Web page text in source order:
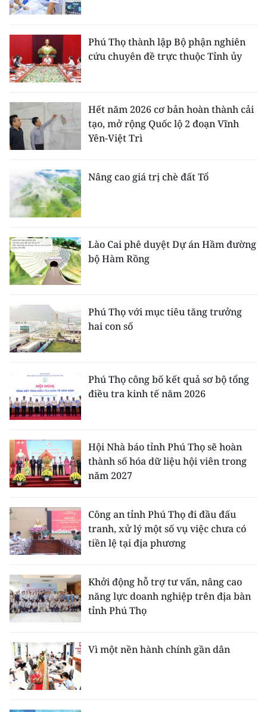
Media Giáo dục
Media Y tế
Media Khoa học - Công nghệ
Ảnh
Infographic
TIN MỚI
TIN ĐỊA PHƯƠNG
Trung du và miền núi phía Bắc
Đồng bằng sông Hồng
Duyên hải Nam Trung Bộ và Tây
Nguyên
Đồng bằng sông Cửu Long
Chuyên trang Hà Nội
Chuyên trang TP. Hồ Chí Minh
CHUYÊN ĐỀ
VỀ BÁO NHÂN DÂN
NHÂN DÂN CUỐI TUẦN
NHÂN DÂN HẰNG THÁNG
MUA BÁO
ĐỌC BÁO IN
Phú Thọ thành lập Bộ phận nghiên
cứu chuyên đề trực thuộc Tỉnh ủy
Hết năm 2026 cơ bản hoàn thành cải
tạo, mở rộng Quốc lộ 2 đoạn Vĩnh
Yên-Việt Trì
Nâng cao giá trị chè đất Tổ
Lào Cai phê duyệt Dự án Hầm đường
bộ Hàm Rồng
Phú Thọ với mục tiêu tăng trưởng
hai con số
Phú Thọ công bố kết quả sơ bộ tổng
điều tra kinh tế năm 2026
Hội Nhà báo tỉnh Phú Thọ sẽ hoàn
thành số hóa dữ liệu hội viên trong
năm 2027
Công an tỉnh Phú Thọ đi đầu đấu
tranh, xử lý một số vụ việc chưa có
tiền lệ tại địa phương
Khởi động hỗ trợ tư vấn, nâng cao
năng lực doanh nghiệp trên địa bàn
tỉnh Phú Thọ
Vì một nền hành chính gần dân